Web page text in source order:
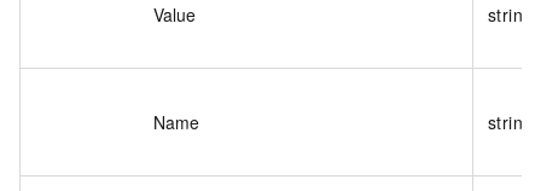
Value string
Name string